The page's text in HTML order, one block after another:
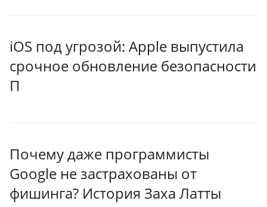
iOS под угрозой: Apple выпустила
срочное обновление безопасности
П
Почему даже программисты
Google не застрахованы от
фишинга? История Заха Латты